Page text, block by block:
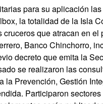
para su aplicación
la totalidad de la Isla
que atracan en
Banco Chinchorro,
decreto que emita la
se realizaron las
la Prevención, Gestión
Participaron